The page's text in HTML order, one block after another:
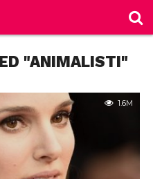
"ANIMALISTI"
1.6M